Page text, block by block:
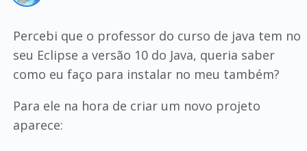
Percebi que o professor do curso de java tem no
seu Eclipse a versão 10 do Java, queria saber
como eu faço para instalar no meu também?
Para ele na hora de criar um novo projeto
aparece: